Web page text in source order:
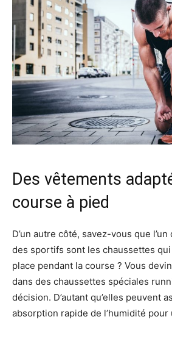
Des vêtements
course à pied
D’un autre côté, savez-vous que
des sportifs sont les chaussettes
place pendant la course ? Vous
dans des chaussettes spéciales
décision. D’autant qu’elles peuvent
absorption rapide de l’humidité